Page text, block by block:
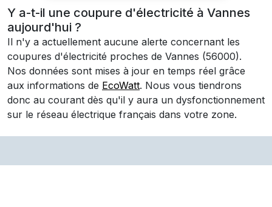
Y a-t-il une coupure d'électricité à Vannes
aujourd'hui ?
Il n'y a actuellement aucune alerte concernant les
coupures d'électricité proches de Vannes (56000).
Nos données sont mises à jour en temps réel grâce
aux informations de EcoWatt. Nous vous tiendrons
donc au courant dès qu'il y aura un dysfonctionnement
sur le réseau électrique français dans votre zone.